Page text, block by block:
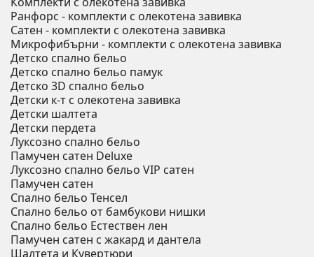
Ранфорс - комплекти с олекотена завивка
Сатен - комплекти с олекотена завивка
Микрофибърни - комплекти с олекотена завивка
Детско спално бельо
Детско спално бельо памук
Детско 3D спално бельо
Детски к-т с олекотена завивка
Детски шалтета
Детски пердета
Луксозно спално бельо
Памучен сатен Deluxe
Луксозно спално бельо VIP сатен
Памучен сатен
Спално бельо Тенсел
Спално бельо от бамбукови нишки
Спално бельо Естествен лен
Памучен сатен с жакард и дантела
Шалтета и Кувертюри